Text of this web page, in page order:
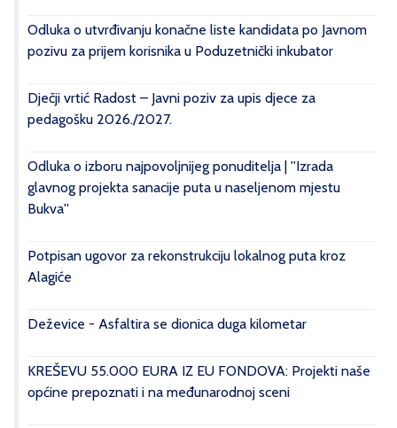
Odluka o utvrđivanju konačne liste kandidata po Javnom
pozivu za prijem korisnika u Poduzetnički inkubator
Dječji vrtić Radost – Javni poziv za upis djece za
pedagošku 2026./2027.
Odluka o izboru najpovoljnijeg ponuditelja | ''Izrada
glavnog projekta sanacije puta u naseljenom mjestu
Bukva''
Potpisan ugovor za rekonstrukciju lokalnog puta kroz
Alagiće
Deževice - Asfaltira se dionica duga kilometar
KREŠEVU 55.000 EURA IZ EU FONDOVA: Projekti naše
općine prepoznati i na međunarodnoj sceni